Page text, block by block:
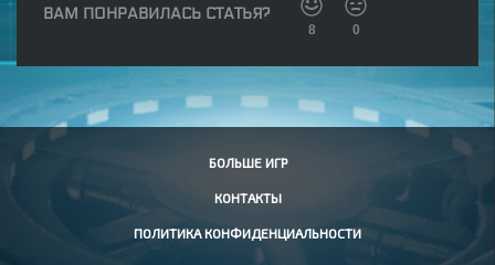
ВАМ ПОНРАВИЛАСЬ СТАТЬЯ?
8 0
БОЛЬШЕ ИГР
КОНТАКТЫ
ПОЛИТИКА КОНФИДЕНЦИАЛЬНОСТИ